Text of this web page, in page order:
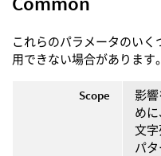
これらのパラメータのいく
用できない場合があります。
Scope
影
め
文字
パタ